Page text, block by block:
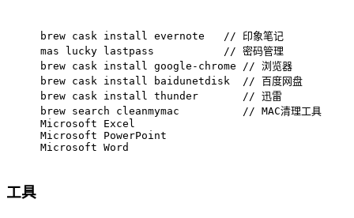
brew cask install evernote   // 印象笔记
mas lucky lastpass           // 密码管理
brew cask install google-chrome // 浏览器
brew cask install baidunetdisk  // 百度网盘
brew cask install thunder       // 迅雷
brew search cleanmymac          // MAC清理工具
Microsoft Excel
Microsoft PowerPoint
Microsoft Word
工具